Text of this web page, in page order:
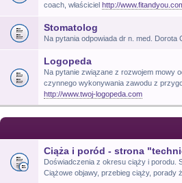
coach, właściciel http://
Stomatolog
Na pytania odpowiada dr n. med. Dorota
Logopeda
Na pytanie związane z rozwojem mowy
czynnego wykonywania zawodu z
http://www.twoj-logopeda.com
Ciąża i poród - strona
Doświadczenia z okresu ciąży i porodu.
Ciążowe objawy, przebieg ciąży, porady